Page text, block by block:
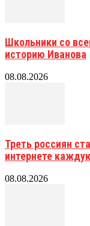
Школьники со
историю Иванова
08.08.2026
Треть россиян
интернете
08.08.2026